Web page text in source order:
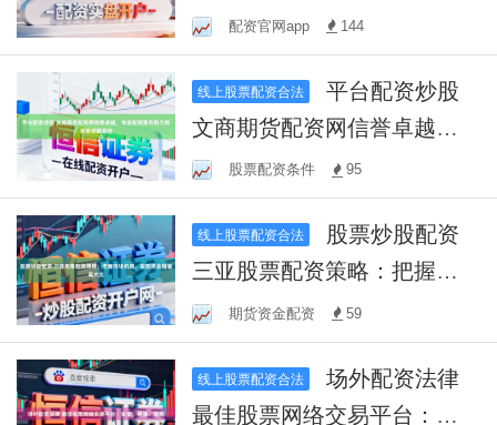
资平台，助您财富增值！
配资官网app 144
线上股票配资合法
平台配资炒股
文商期货配资网信誉卓越，
专业配资服务助力投资者稳
健盈利
股票配资条件 95
线上股票配资合法
三亚股票配资策略：把握市
场机遇，实现资金增值最大
化
期货资金配资 59
线上股票配资合法
场外配资法律
最佳股票网络交易平台：安